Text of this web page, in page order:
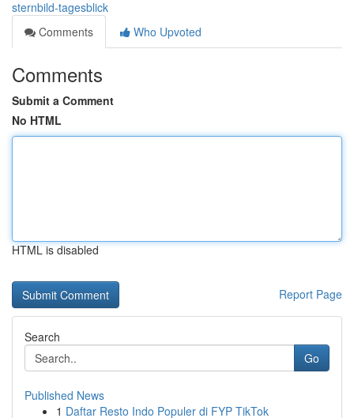
sternbild-tagesblick
Comments
Who Upvoted
Comments
Submit a Comment
No HTML
HTML is disabled
Report Page
Search
Go
Published News
1 Daftar Resto Indo Populer di FYP TikTok